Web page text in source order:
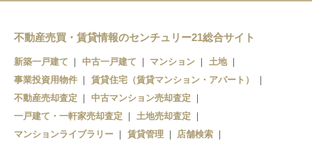
不動産売買・賃貸情報のセンチュリー21総合サイト
新築一戸建て 中古一戸建て マンション
土地
事業投資用物件
賃貸住宅（賃貸マンション・アパート）
不動産売却査定
中古マンション売却査定
一戸建て・一軒家売却査定
土地売却査定
マンションライブラリー
賃貸管理
店舗検索